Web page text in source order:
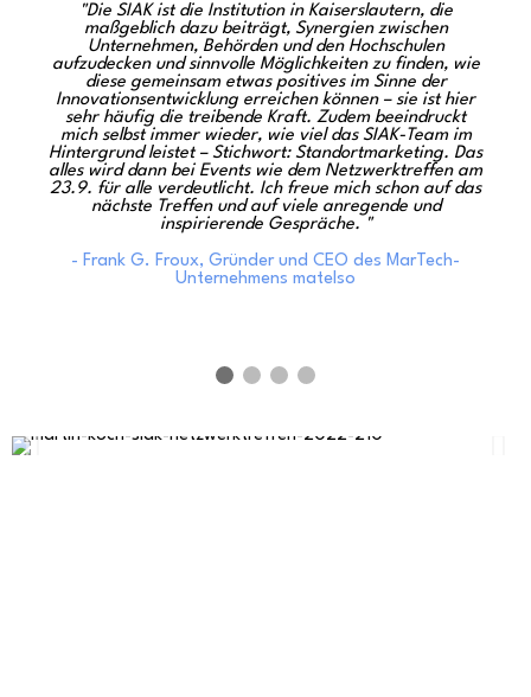
Die SIAK ist die Institution in Kaiserslautern, die
maßgeblich dazu beiträgt, Synergien zwischen
Unternehmen, Behörden und den Hochschulen
aufzudecken und sinnvolle Möglichkeiten zu finden, wie
diese gemeinsam etwas positives im Sinne der
Innovationsentwicklung erreichen können – sie ist hier
sehr häufig die treibende Kraft. Zudem beeindruckt
mich selbst immer wieder, wie viel das SIAK-Team im
Hintergrund leistet – Stichwort: Standortmarketing. Das
alles wird dann bei Events wie dem Netzwerktreffen am
23.9. für alle verdeutlicht. Ich freue mich schon auf das
nächste Treffen und auf viele anregende und
inspirierende Gespräche.
- Frank G. Froux, Gründer und CEO des MarTech-
Unternehmens matelso